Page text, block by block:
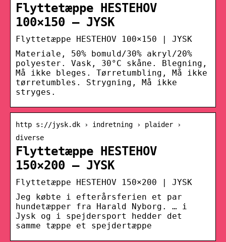
Flyttetæppe HESTEHOV
100×150 – JYSK
Flyttetæppe HESTEHOV 100×150 | JYSK
Materiale, 50% bomuld/30% akryl/20%
polyester. Vask, 30°C skåne. Blegning,
Må ikke bleges. Tørretumbling, Må ikke
tørretumbles. Strygning, Må ikke
stryges.
http s://jysk.dk › indretning › plaider ›
diverse
Flyttetæppe HESTEHOV
150×200 – JYSK
Flyttetæppe HESTEHOV 150×200 | JYSK
Jeg købte i efterårsferien et par
hundetæpper fra Harald Nyborg. … i
Jysk og i spejdersport hedder det
samme tæppe et spejdertæppe